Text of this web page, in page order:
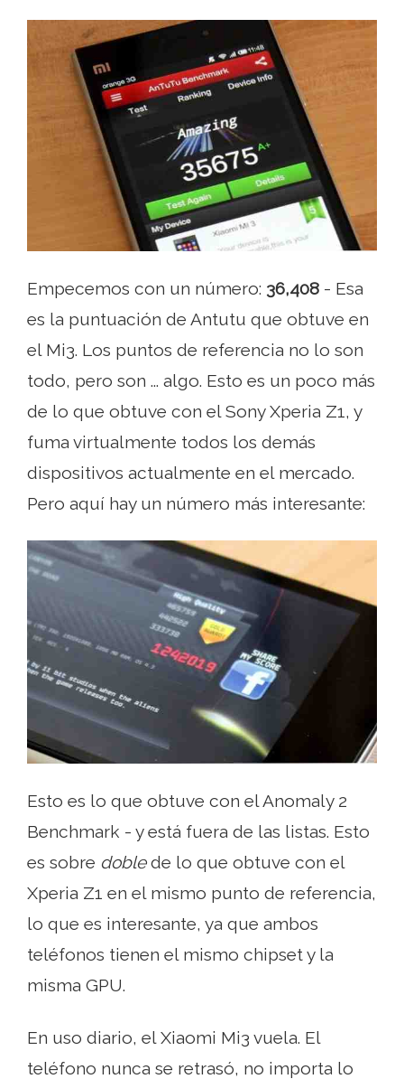
Empecemos con un número: 36,408 - Esa
es la puntuación de Antutu que obtuve en
el Mi3. Los puntos de referencia no lo son
todo, pero son ... algo. Esto es un poco más
de lo que obtuve con el Sony Xperia Z1, y
fuma virtualmente todos los demás
dispositivos actualmente en el mercado.
Pero aquí hay un número más interesante:
Esto es lo que obtuve con el Anomaly 2
Benchmark - y está fuera de las listas. Esto
es sobre doblede lo que obtuve con el
Xperia Z1 en el mismo punto de referencia,
lo que es interesante, ya que ambos
teléfonos tienen el mismo chipset y la
misma GPU.
En uso diario, el Xiaomi Mi3 vuela. El
teléfono nunca se retrasó, no importa lo